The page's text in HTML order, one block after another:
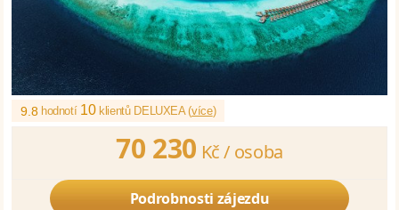
9.8 hodnotí 10klientů DELUXEA (více)
70 230 Kč / osoba
Podrobnosti zájezdu